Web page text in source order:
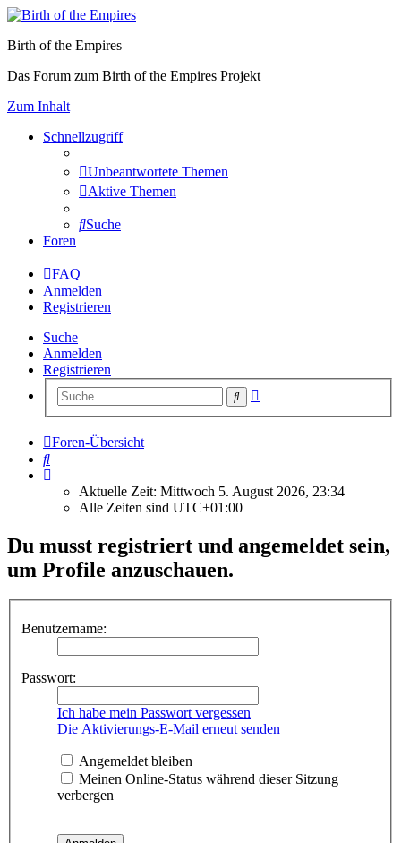
Birth of the Empires
Das Forum zum Birth of the Empires Projekt
Zum Inhalt
Schnellzugriff
Unbeantwortete Themen
Aktive Themen
Suche
Foren
FAQ
Anmelden
Registrieren
Suche
Anmelden
Registrieren
Suche
Foren-Übersicht
Suche
Aktuelle Zeit: Mittwoch 5. August 2026, 23:34
Alle Zeiten sind UTC+01:00
Du musst registriert und angemeldet sein,
um Profile anzuschauen.
Benutzername:
Passwort:
Ich habe mein Passwort vergessen
Die Aktivierungs-E-Mail erneut senden
Angemeldet bleiben
Meinen Online-Status während dieser Sitzung
verbergen